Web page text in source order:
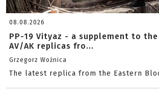
08.08.2026
PP-19 Vityaz - a supplement to
AV/AK replicas fro...
Grzegorz Woźnica
The latest replica from the Eastern